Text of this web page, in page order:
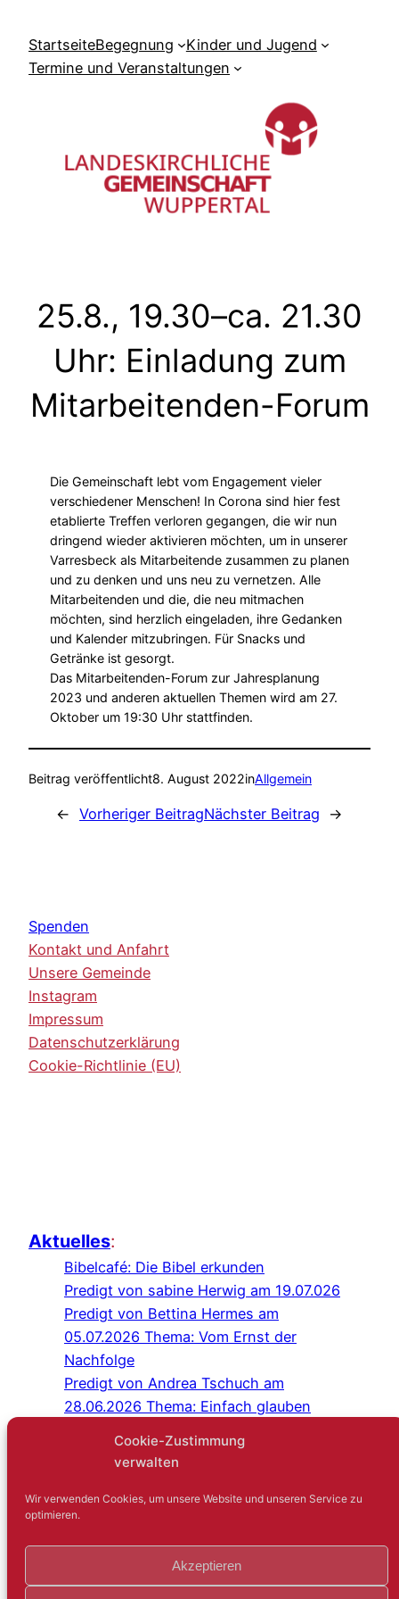
Cookie-Zustimmung
verwalten
Wir verwenden Cookies, um unsere Website und unseren Service zu
optimieren.
Akzeptieren
Inhalt
springen
StartseiteBegegnung
Kinder und Jugend
Termine und Veranstaltungen
25.8., 19.30–ca. 21.30
Uhr: Einladung zum
Mitarbeitenden-Forum
Die Gemeinschaft lebt vom Engagement vieler
verschiedener Menschen! In Corona sind hier fest
etablierte Treffen verloren gegangen, die wir nun
dringend wieder aktivieren möchten, um in unserer
Varresbeck als Mitarbeitende zusammen zu planen
und zu denken und uns neu zu vernetzen. Alle
Mitarbeitenden und die, die neu mitmachen
möchten, sind herzlich eingeladen, ihre Gedanken
und Kalender mitzubringen. Für Snacks und
Getränke ist gesorgt.
Das Mitarbeitenden-Forum zur Jahresplanung
2023 und anderen aktuellen Themen wird am 27.
Oktober um 19:30 Uhr stattfinden.
Beitrag veröffentlicht8. August 2022inAllgemein
← Vorheriger BeitragNächster Beitrag →
Spenden
Kontakt und Anfahrt
Unsere Gemeinde
Instagram
Impressum
Datenschutzerklärung
Cookie-Richtlinie (EU)
Aktuelles:
Bibelcafé: Die Bibel erkunden
Predigt von sabine Herwig am 19.07.026
Predigt von Bettina Hermes am
05.07.2026 Thema: Vom Ernst der
Nachfolge
Predigt von Andrea Tschuch am
28.06.2026 Thema: Einfach glauben
Predigt von Sabine Herwig am
Gottesdienst im Schlosshof Lüntenbeck
Kreuz-und-quer-Gespräch: Niemand
sagt gerne: Ich bin einsam
Gartenfest mit der IEG
Predigt von Judith Hambsch am